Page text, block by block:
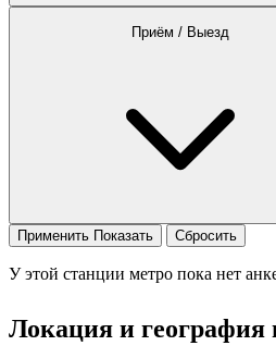
Приём / Выезд
Применить Показать Сбросить
У этой станции метро пока нет
Локация и география